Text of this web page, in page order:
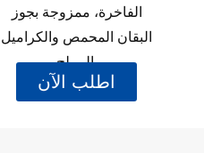
الفاخرة، ممزوجة بجوز
البقان المحمص والكراميل
المملح.
اطلب الآن